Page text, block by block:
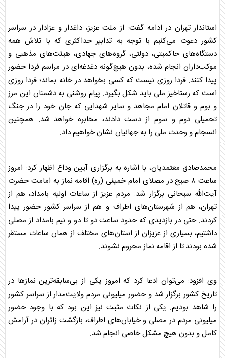
استاندار تهران در ادامه گفت: از ملت عزیز، داغدار و عزادار در سراسر
کشور دعوت می‌کنیم با توجه به تدابیر حداکثری که با تلاش همه
دستگاه‌های حاکمیتی، دولتی، گروه‌های جهادی، هیئت‌های مذهبی و
موکب‌داران انجام شده، بدون هیچ‌گونه دغدغه‌ای در مراسم فردا حضور
پیدا کنند. فردا روزی نیست که کسی بخواهد در خانه بماند؛ فردا روزی
است که رستاخیز ملی باید شکل بگیرد. پیام روشنی به دشمنان این مرز
و بوم و قاتلان امام مجاهد و سایر شهدایی که جان خود را در جنگ
تحمیلی دوم و سوم از دست دادند، مخابره خواهد شد. همچنین
انسجام و وحدت ملی را به جهانیان نشان خواهیم داد.
محمدصادق معتمدیان، با اشاره به برگزاری آیین وداع اظهار کرد: امروز
ساعت ۸ صبح در مصلای امام خمینی (ره) اقامه نماز به امامت حضرت
آیت‌الله سبحانی برگزار شد. مردم عزیز از ساعات اولیه بامداد، هم از
تهران، هم از شهرستان‌های اطراف و هم از سراسر کشور حضور پیدا
کردند. حتی در بازدیدی که حدود ساعت دو تا دو و نیم بامداد از مصلی
داشتیم، بسیاری از عزیزان از استان‌های مختلف از همان ساعات مستقر
شده بودند تا از اقامه نماز محروم نشوند.
وی افزود: می‌توان ادعا کرد که امروز یکی از بی‌سابقه‌ترین نماز‌ها در
تاریخ کشور برگزار شد و حضور میلیونی مردم ولایت‌مدار از سراسر کشور
را شاهد بودیم. یکی از نکات مثبت نیز این بود که با وجود حضور
میلیونی مردم در مصلی و خیابان‌های اطراف، بازگشت زائران در آرامش
کامل و بدون هیچ مشکل خاصی انجام شد.